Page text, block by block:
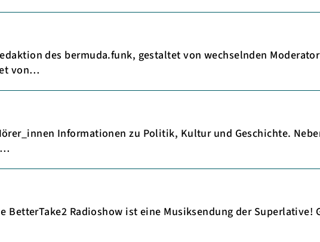
des bermuda.funk, gestaltet von wechselnden
von…
Informationen zu Politik, Kultur und Geschichte.
BetterTake2 Radioshow ist eine Musiksendung der